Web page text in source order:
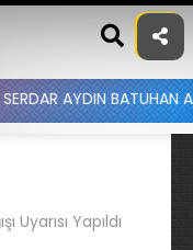
BATUHAN ALTINTAŞ
Uyarısı Yapıldı